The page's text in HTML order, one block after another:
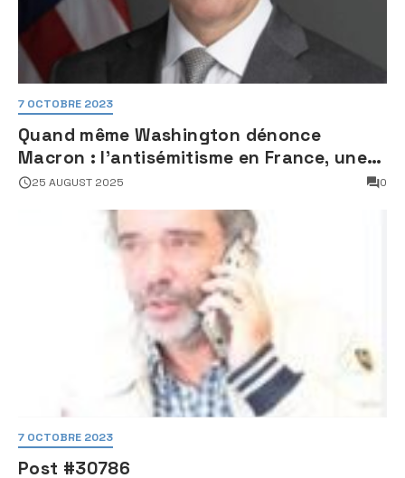
7 OCTOBRE 2023
Quand même Washington dénonce
Macron : l’antisémitisme en France, une
faillite d’État
25 AUGUST 2025 0
7 OCTOBRE 2023
Post #30786